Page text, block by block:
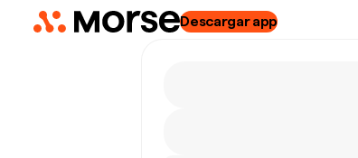
Descargar app